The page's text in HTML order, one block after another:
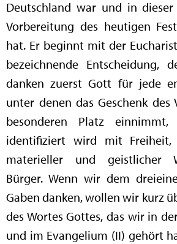
Deutschland war und in
Vorbereitung des heutigen
hat. Er beginnt mit der
bezeichnende Entscheidung,
danken zuerst Gott für jede
unter denen das Geschenk des
besonderen Platz einnimmt,
identifiziert wird mit Freiheit,
materieller und geistlicher
Bürger. Wenn wir dem
Gaben danken, wollen wir kurz
des Wortes Gottes, das wir in
und im Evangelium (II) gehört